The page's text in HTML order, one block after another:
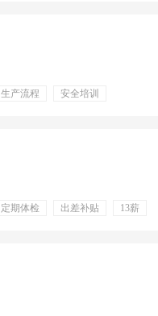
生产流程
安全培训
定期体检 出差补贴
13薪